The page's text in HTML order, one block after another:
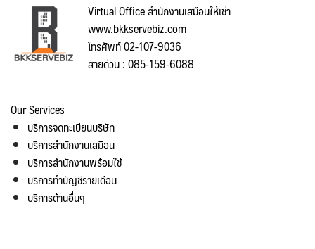
Virtual Office สำนักงานเสมือนให้เช่า
www.bkkservebiz.com
โทรศัพท์ 02-107-9036
สายด่วน : 085-159-6088
Our Services
บริการจดทะเบียนบริษัท
บริการสำนักงานเสมือน
บริการสำนักงานพร้อมใช้
บริการทำบัญชีรายเดือน
บริการด้านอื่นๆ